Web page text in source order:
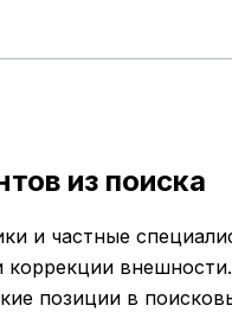
из поиска
и частные
позиции в